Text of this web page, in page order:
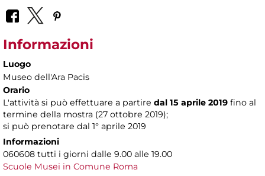
Informazioni
Luogo
Museo dell'Ara Pacis
Orario
L'attività si può effettuare a partire dal 15 aprile 2019 fino al
termine della mostra (27 ottobre 2019);
si può prenotare dal 1° aprile 2019
Informazioni
060608 tutti i giorni dalle 9.00 alle 19.00
Scuole Musei in Comune Roma